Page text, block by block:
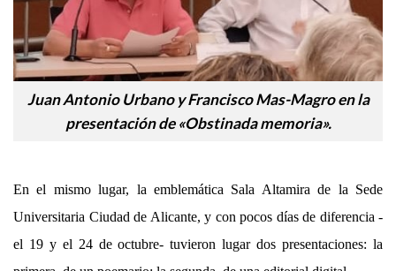
Juan Antonio Urbano y Francisco Mas-Magro en la
presentación de «Obstinada memoria».
En el mismo lugar, la emblemática Sala Altamira de la Sede
Universitaria Ciudad de Alicante, y con pocos días de diferencia -
el 19 y el 24 de octubre- tuvieron lugar dos presentaciones: la